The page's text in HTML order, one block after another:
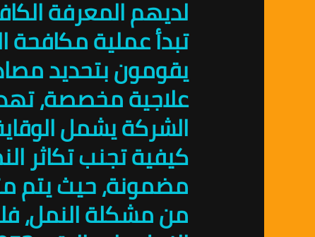
لديهم المعرفة
تبدأ عملية
يقومون بتحديد
علاجية مخصصة،
الشركة يشمل
كيفية تجنب تكاثر
مضمونة، حيث يتم
من مشكلة النمل،